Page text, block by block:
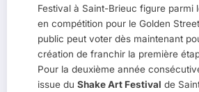
Festival à Saint-Brieuc figure parmi
en compétition pour le Golden
public peut voter dès maintenant
création de franchir la première
Pour la deuxième année
issue du Shake Art Festival de